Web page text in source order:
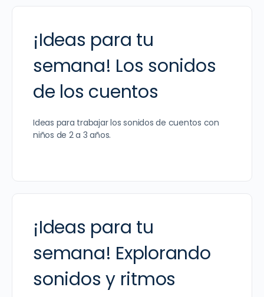
¡Ideas para tu
semana! Los sonidos
de los cuentos
Ideas para trabajar los sonidos de cuentos con
niños de 2 a 3 años.
¡Ideas para tu
semana! Explorando
sonidos y ritmos